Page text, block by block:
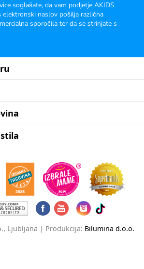
soglašate, da vam podjetje AKIDS
elektronski naslov pošilja različna
sporočila ter da se strinjate s
Ljubljana | Produkcija: Bilumina d.o.o.